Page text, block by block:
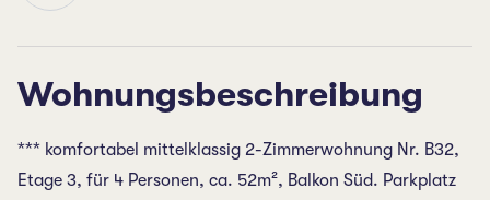
Wohnungsbeschreibung
*** komfortabel mittelklassig 2-Zimmerwohnung Nr. B32,
Etage 3, für 4 Personen, ca. 52m², Balkon Süd. Parkplatz